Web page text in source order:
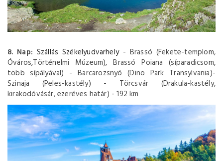
8. Nap: Szállás Székelyudvarhely- Brassó (Fekete-templom,
Óváros,Történelmi Múzeum), Brassó Poiana (síparadicsom,
több sípályával) - Barcarozsnyó (Dino Park Transylvania)-
Szinaja (Peles-kastély) - Törcsvár (Drakula-kastély,
kirakodóvásár, ezeréves határ) - 192 km